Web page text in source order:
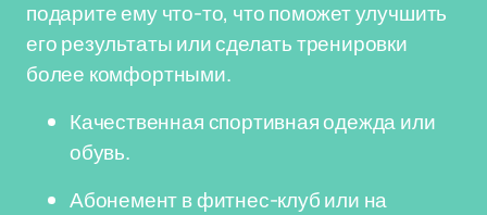
подарите ему что-то, что поможет улучшить
его результаты или сделать тренировки
более комфортными.
Качественная спортивная одежда или
обувь.
Абонемент в фитнес-клуб или на